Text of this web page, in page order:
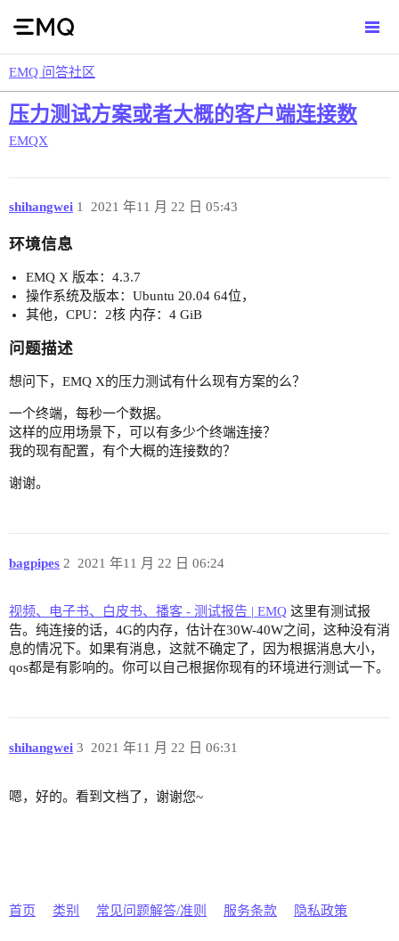
EMQ 问答社区
压力测试方案或者大概的客户端连接数
EMQX
shihangwei 2021 年11 月 22 日 05:43
1
环境信息
EMQ X 版本：4.3.7
操作系统及版本：Ubuntu 20.04 64位，
其他，CPU：2核 内存：4 GiB
问题描述
想问下，EMQ X的压力测试有什么现有方案的么？
一个终端，每秒一个数据。
这样的应用场景下，可以有多少个终端连接？
我的现有配置，有个大概的连接数的？
谢谢。
bagpipes 2021 年11 月 22 日 06:24
2
视频、电子书、白皮书、播客 - 测试报告 | EMQ 这里有测试报
告。纯连接的话，4G的内存，估计在30W-40W之间，这种没有消
息的情况下。如果有消息，这就不确定了，因为根据消息大小，
qos都是有影响的。你可以自己根据你现有的环境进行测试一下。
shihangwei 2021 年11 月 22 日 06:31
3
嗯，好的。看到文档了，谢谢您~
首页 类别 常见问题解答/准则 服务条款 隐私政策